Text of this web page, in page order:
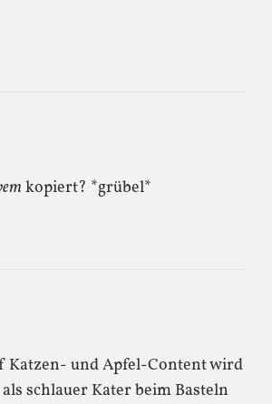
kopiert? *grübel*
Katzen- und Apfel-Content wird
schlauer Kater beim Basteln